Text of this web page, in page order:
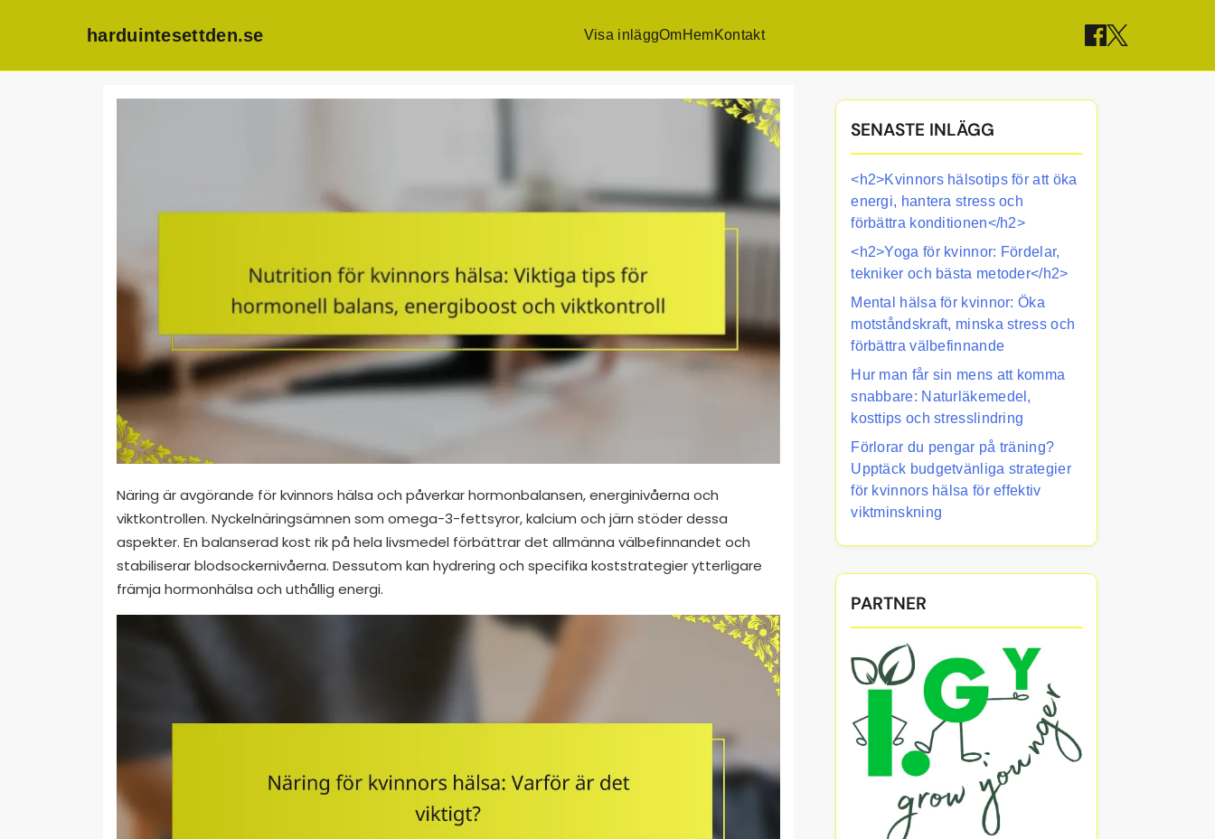
harduintesettden.se Visa inläggOmHemKontakt
Näring är avgörande för kvinnors hälsa och påverkar hormonbalansen, energinivåerna och
viktkontrollen. Nyckelnäringsämnen som omega-3-fettsyror, kalcium och järn stöder dessa
aspekter. En balanserad kost rik på hela livsmedel förbättrar det allmänna välbefinnandet och
stabiliserar blodsockernivåerna. Dessutom kan hydrering och specifika koststrategier ytterligare
främja hormonhälsa och uthållig energi.
SENASTE INLÄGG
<h2>Kvinnors hälsotips för att öka
energi, hantera stress och
förbättra konditionen</h2>
<h2>Yoga för kvinnor: Fördelar,
tekniker och bästa metoder</h2>
Mental hälsa för kvinnor: Öka
motståndskraft, minska stress och
förbättra välbefinnande
Hur man får sin mens att komma
snabbare: Naturläkemedel,
kosttips och stresslindring
Förlorar du pengar på träning?
Upptäck budgetvänliga strategier
för kvinnors hälsa för effektiv
viktminskning
PARTNER